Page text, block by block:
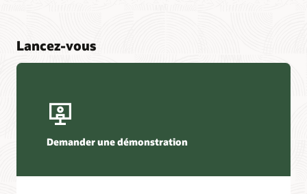
Lancez-vous
Demander une démonstration